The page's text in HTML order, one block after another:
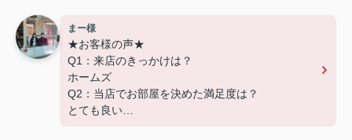
---------------------------
この度は弊社でのご契約ありがとうございまし
た！
アパートマンション館では、お部屋のご紹介だけ
でなく、入居後のアフターフォローもさせて頂いて
まー様
★お客様の声★
Q1：来店のきっかけは？
ホームズ
Q2：当店でお部屋を決めた満足度は？
とても良い